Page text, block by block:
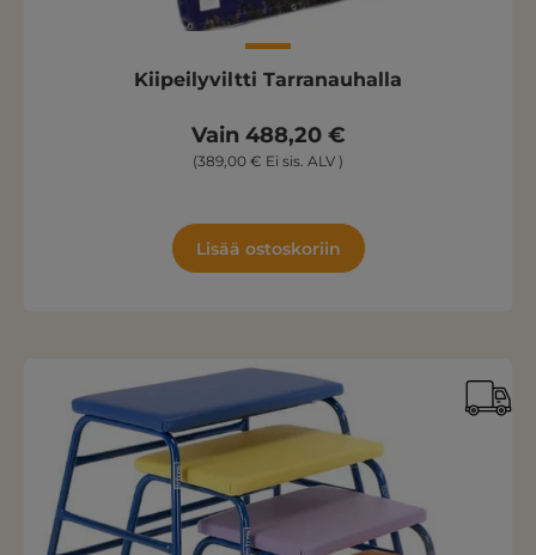
Kiipeilyviltti Tarranauhalla
Vain 488,20 €
(389,00 € Ei sis. ALV )
Lisää ostoskoriin